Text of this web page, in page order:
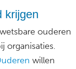
krijgen
ouderen
organisaties.
willen